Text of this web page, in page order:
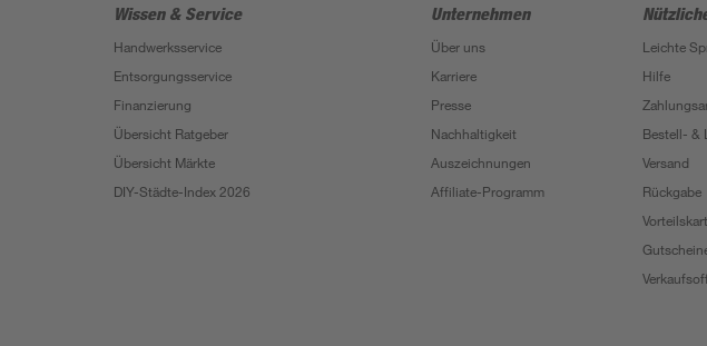
Wissen & Service
Handwerksservice
Entsorgungsservice
Finanzierung
Übersicht Ratgeber
Übersicht Märkte
DIY-Städte-Index 2026
Unternehmen
Über uns
Karriere
Presse
Nachhaltigkeit
Auszeichnungen
Affiliate-Programm
Leichte
Hilfe
Bestell- &
Versand
Rückgabe